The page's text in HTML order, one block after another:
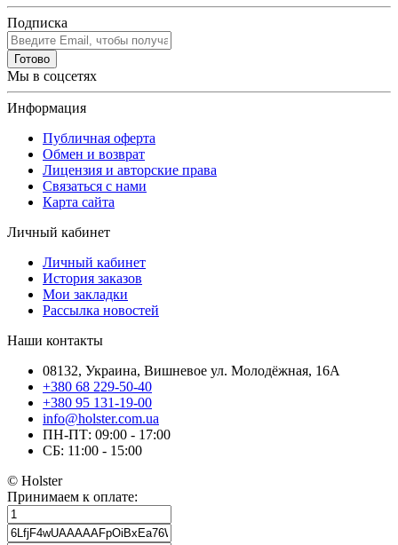
Подписка
Готово
Мы в соцсетях
Информация
Публичная оферта
Обмен и возврат
Лицензия и авторские права
Связаться с нами
Карта сайта
Личный кабинет
Личный кабинет
История заказов
Мои закладки
Рассылка новостей
Наши контакты
08132, Украина, Вишневое ул. Молодёжная, 16А
+380 68 229-50-40
+380 95 131-19-00
info@holster.com.ua
ПН-ПТ: 09:00 - 17:00
СБ: 11:00 - 15:00
© Holster
Принимаем к оплате: